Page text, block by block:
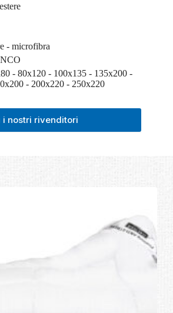
- microfibra
- 80x120 - 100x135 - 135x200 -
- 200x220 - 250x220
i nostri rivenditori